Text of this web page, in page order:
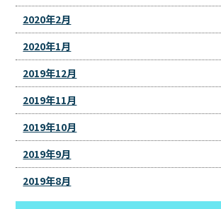
2020年2月
2020年1月
2019年12月
2019年11月
2019年10月
2019年9月
2019年8月